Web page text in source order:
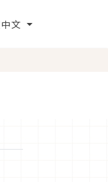
文